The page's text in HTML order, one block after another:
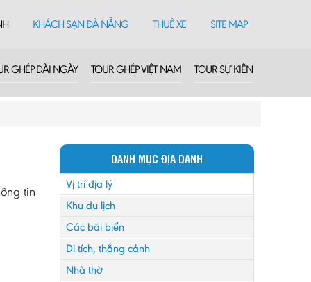
KHÁCH SẠN ĐÀ NẴNG THUÊ XE SITE MAP
GHÉP DÀI NGÀY TOUR GHÉP VIỆT NAM TOUR SỰ KIỆN
tin
DANH MỤC ĐỊA DANH
Vị trí địa lý
Khu du lịch
Các bãi biển
Di tích, thắng cảnh
Nhà thờ